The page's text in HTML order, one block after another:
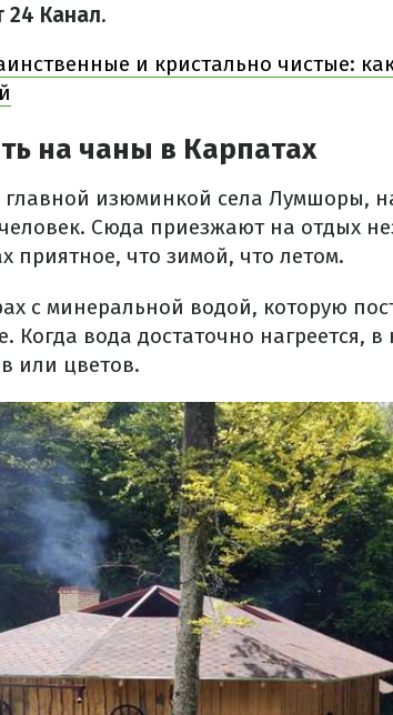
24 Канал.
и кристально чистые:
на чаны в Карпатах
изюминкой села Лумшоры,
Сюда приезжают на отдых
приятное, что зимой, что летом.
с минеральной водой, которую
Когда вода достаточно нагреется,
или цветов.